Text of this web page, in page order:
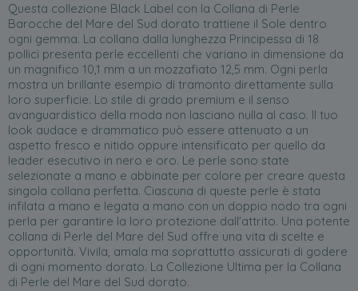
Questa collezione Black Label con la Collana di Perle
Barocche del Mare del Sud dorato trattiene il Sole dentro
ogni gemma. La collana dalla lunghezza Principessa di 18
pollici presenta perle eccellenti che variano in dimensione da
un magnifico 10,1 mm a un mozzafiato 12,5 mm. Ogni perla
mostra un brillante esempio di tramonto direttamente sulla
loro superficie. Lo stile di grado premium e il senso
avanguardistico della moda non lasciano nulla al caso. Il tuo
look audace e drammatico può essere attenuato a un
aspetto fresco e nitido oppure intensificato per quello da
leader esecutivo in nero e oro. Le perle sono state
selezionate a mano e abbinate per colore per creare questa
singola collana perfetta. Ciascuna di queste perle è stata
infilata a mano e legata a mano con un doppio nodo tra ogni
perla per garantire la loro protezione dall'attrito. Una potente
collana di Perle del Mare del Sud offre una vita di scelte e
opportunità. Vivila, amala ma soprattutto assicurati di godere
di ogni momento dorato. La Collezione Ultima per la Collana
di Perle del Mare del Sud dorato.